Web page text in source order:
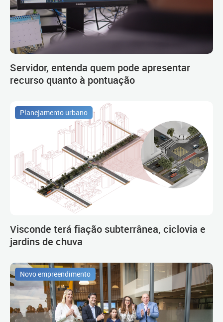
Servidor, entenda quem pode apresentar
recurso quanto à pontuação
Planejamento urbano
Visconde terá fiação subterrânea, ciclovia e
jardins de chuva
Novo empreendimento